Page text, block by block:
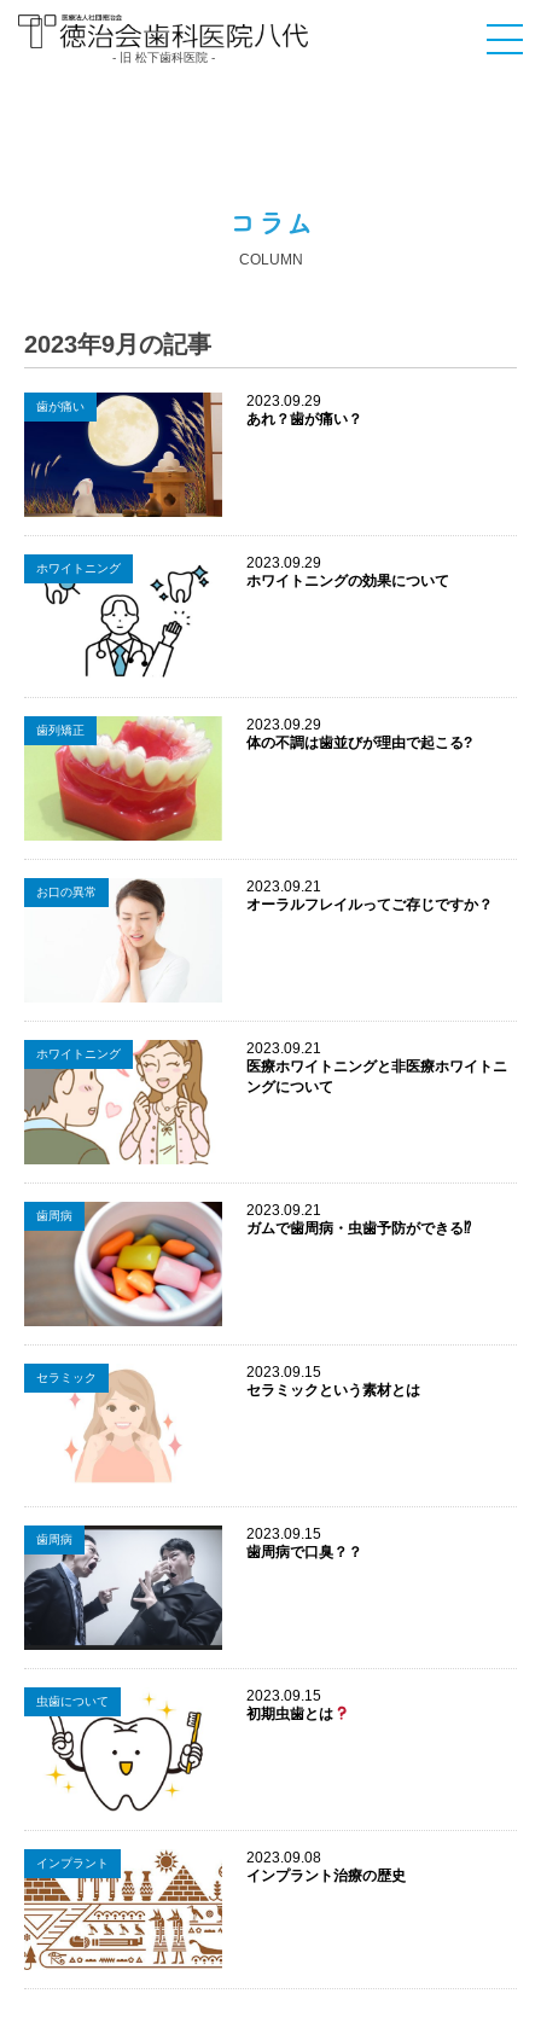
- 旧 松下歯科医院 -
コラム
COLUMN
2023年9月の記事
2023.09.29
歯が痛い
あれ？歯が痛い？
2023.09.29
ホワイトニング
ホワイトニングの効果について
2023.09.29
歯列矯正
体の不調は歯並びが理由で起こる?
2023.09.21
お口の異常
オーラルフレイルってご存じですか？
2023.09.21
ホワイトニング
医療ホワイトニングと非医療ホワイトニ
ングについて
2023.09.21
歯周病
ガムで歯周病・虫歯予防ができる⁉
2023.09.15
セラミック
セラミックという素材とは
2023.09.15
歯周病
歯周病で口臭？？
2023.09.15
虫歯について
初期虫歯とは
2023.09.08
インプラント
インプラント治療の歴史